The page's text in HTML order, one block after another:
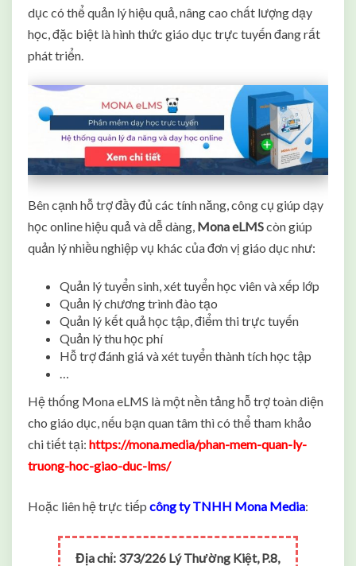
dục có thể quản lý hiệu quả, nâng cao chất lượng dạy
học, đặc biệt là hình thức giáo dục trực tuyến đang rất
phát triển.
Bên cạnh hỗ trợ đầy đủ các tính năng, công cụ giúp dạy
học online hiệu quả và dễ dàng, Mona eLMScòn giúp
quản lý nhiều nghiệp vụ khác của đơn vị giáo dục như:
Quản lý tuyển sinh, xét tuyển học viên và xếp lớp
Quản lý chương trình đào tạo
Quản lý kết quả học tập, điểm thi trực tuyến
Quản lý thu học phí
Hỗ trợ đánh giá và xét tuyển thành tích học tập
…
Hệ thống Mona eLMS là một nền tảng hỗ trợ toàn diện
cho giáo dục, nếu bạn quan tâm thì có thể tham khảo
chi tiết tại: https://mona.media/phan-mem-quan-ly-
truong-hoc-giao-duc-lms/
Hoặc liên hệ trực tiếp công ty TNHH Mona Media:
Địa chỉ: 373/226 Lý Thường Kiệt, P.8,